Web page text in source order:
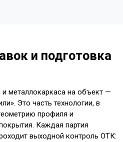
и подготовка
металлокаркаса на объект —
Это часть технологии, в
профиля и
Каждая партия
выходной контроль ОТК: